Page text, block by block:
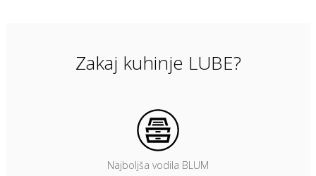
Zakaj kuhinje LUBE?
Najboljša vodila BLUM